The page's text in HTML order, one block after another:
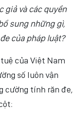
giả và các quyền
sung những gì,
của pháp luật?
của Việt Nam
số luôn vận
cường tính răn đe,